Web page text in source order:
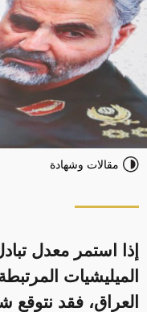
مقالات وشهادة
إذا استمر معدل
الميليشيات
العراق، فقد